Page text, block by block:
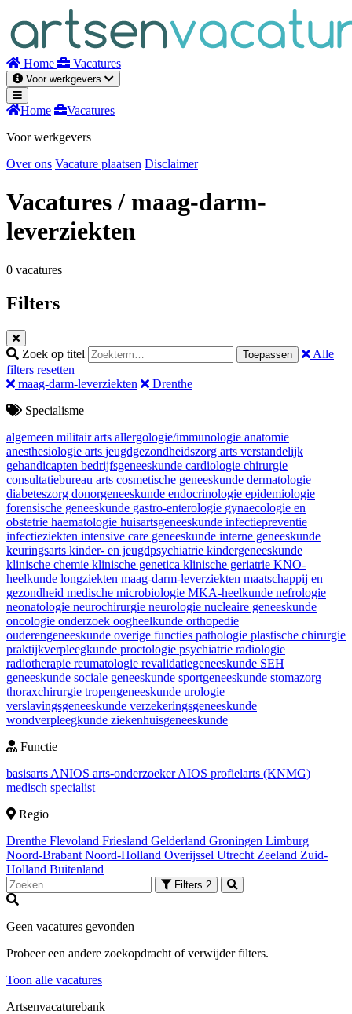
inhoud
Home Vacatures
Voor werkgevers
Home
Vacatures
Voor werkgevers
Over ons Vacature plaatsen Disclaimer
Vacatures/ maag-darm-
leverziekten
0 vacatures
Filters
Zoek op titel Toepassen
Alle
filters resetten
maag-darm-leverziekten
Drenthe
Specialisme
algemeen militair arts allergologie/immunologie anatomie
anesthesiologie arts jeugdgezondheidszorg arts verstandelijk
gehandicapten bedrijfsgeneeskunde cardiologie chirurgie
consultatiebureau arts cosmetische geneeskunde dermatologie
diabeteszorg donorgeneeskunde endocrinologie epidemiologie
forensische geneeskunde gastro-enterologie gynaecologie en
obstetrie haematologie huisartsgeneeskunde infectiepreventie
infectieziekten intensive care geneeskunde interne geneeskunde
keuringsarts kinder- en jeugdpsychiatrie kindergeneeskunde
klinische chemie klinische genetica klinische geriatrie KNO-
heelkunde longziekten maag-darm-leverziekten maatschappij en
gezondheid medische microbiologie MKA-heelkunde nefrologie
neonatologie neurochirurgie neurologie nucleaire geneeskunde
oncologie onderzoek oogheelkunde orthopedie
ouderengeneeskunde overige functies pathologie plastische chirurgie
praktijkverpleegkunde proctologie psychiatrie radiologie
radiotherapie reumatologie revalidatiegeneeskunde SEH
geneeskunde sociale geneeskunde sportgeneeskunde stomazorg
thoraxchirurgie tropengeneeskunde urologie
verslavingsgeneeskunde verzekeringsgeneeskunde
wondverpleegkunde ziekenhuisgeneeskunde
Functie
basisarts ANIOS arts-onderzoekerAIOS profielarts (KNMG)
medisch specialist
Regio
Drenthe Flevoland Friesland Gelderland Groningen Limburg
Noord-Brabant Noord-Holland Overijssel Utrecht Zeeland Zuid-
Holland Buitenland
Filters 2
Geen vacatures gevonden
Probeer een andere zoekopdracht of verwijder filters.
Toon alle vacatures
Artsenvacaturebank